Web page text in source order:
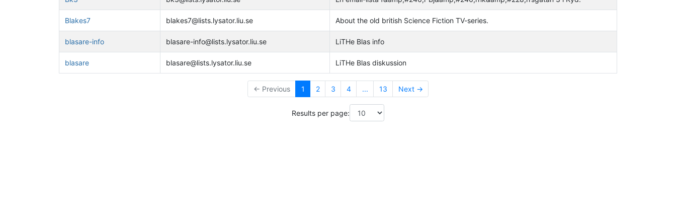
Blakes7 blakes7@lists.lysator.liu.se About the old british Science Fiction TV-series.
blasare-info blasare-info@lists.lysator.liu.se LiTHe Blas info
blasare blasare@lists.lysator.liu.se LiTHe Blas diskussion
← Previous 1 2 3 4 ... 13 Next →
Results per page: